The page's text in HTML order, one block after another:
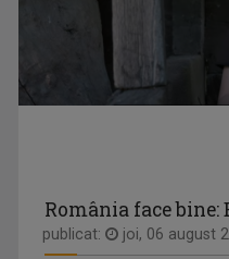
România face bine:
publicat: joi, 06 august